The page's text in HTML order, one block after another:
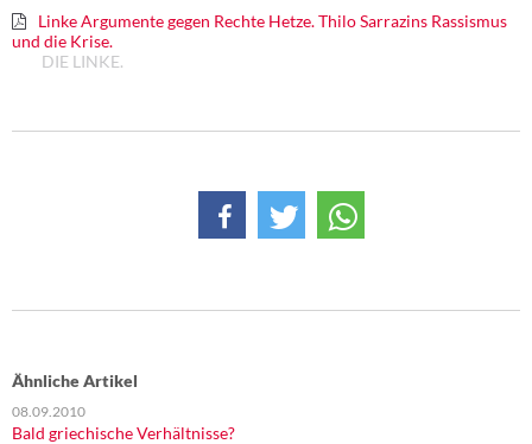
Linke Argumente gegen Rechte Hetze. Thilo Sarrazins Rassismus
und die Krise.
DIE LINKE.
Ähnliche Artikel
08.09.2010
Bald griechische Verhältnisse?